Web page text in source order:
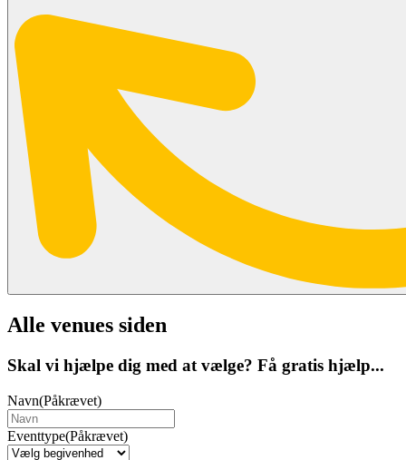
Alle venues siden
Skal vi hjælpe dig med at vælge? Få gratis hjælp...
Navn(Påkrævet)
Eventtype(Påkrævet)